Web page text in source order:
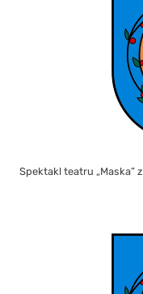
Spektakl teatru „Maska”